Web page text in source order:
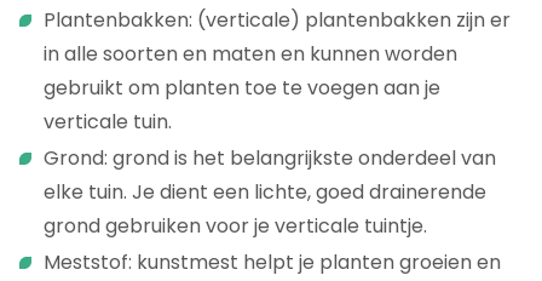
Plantenbakken: (verticale) plantenbakken zijn er
in alle soorten en maten en kunnen worden
gebruikt om planten toe te voegen aan je
verticale tuin.
Grond: grond is het belangrijkste onderdeel van
elke tuin. Je dient een lichte, goed drainerende
grond gebruiken voor je verticale tuintje.
Meststof: kunstmest helpt je planten groeien en